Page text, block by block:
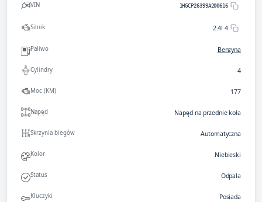
VIN 1HGCP26399A200616
Silnik 2.4l 4
Paliwo Benzyna
Cylindry 4
Moc (KM) 177
Napęd Napęd na przednie koła
Skrzynia biegów Automatyczna
Kolor Niebieski
Status Odpala
Kluczyki Posiada